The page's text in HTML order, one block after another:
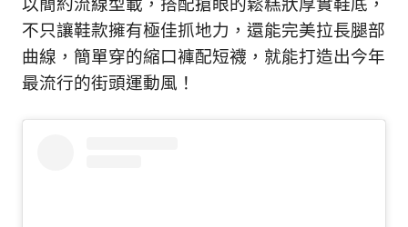
以簡約流線型載，搭配搶眼的鬆糕狀厚實鞋底，
不只讓鞋款擁有極佳抓地力，還能完美拉長腿部
曲線，簡單穿的縮口褲配短襪，就能打造出今年
最流行的街頭運動風！